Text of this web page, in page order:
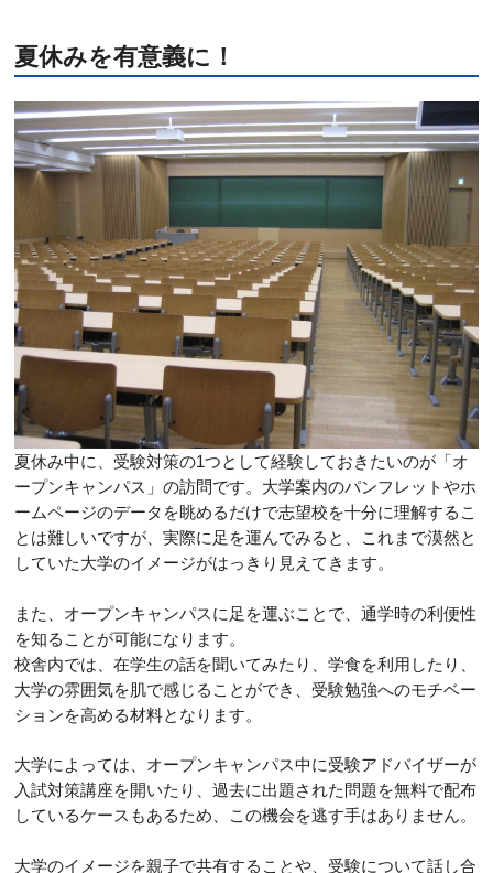
夏休みを有意義に！
夏休み中に、受験対策の1つとして経験しておきたいのが「オ
ープンキャンパス」の訪問です。大学案内のパンフレットやホ
ームページのデータを眺めるだけで志望校を十分に理解するこ
とは難しいですが、実際に足を運んでみると、これまで漠然と
していた大学のイメージがはっきり見えてきます。
また、オープンキャンパスに足を運ぶことで、通学時の利便性
を知ることが可能になります。
校舎内では、在学生の話を聞いてみたり、学食を利用したり、
大学の雰囲気を肌で感じることができ、受験勉強へのモチベー
ションを高める材料となります。
大学によっては、オープンキャンパス中に受験アドバイザーが
入試対策講座を開いたり、過去に出題された問題を無料で配布
しているケースもあるため、この機会を逃す手はありません。
大学のイメージを親子で共有することや、受験について話し合